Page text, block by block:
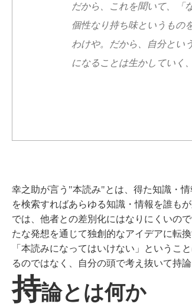
だから、これを聞いて、「
個性なり持ち味というもの
わけや。だから、自分とい
になることは生かしていく
幸之助が言う"本読み"とは、得た知識・
を検索すればあらゆる知識・情報を誰も
では、他者との差別化にはなりにくいの
たな発想を通じて独創的なアイデアに転
「本読みになってはいけない」というこ
るのではなく、自分の頭で考え抜いて持
持論とは何か